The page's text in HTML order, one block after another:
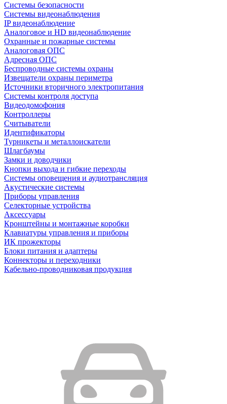
Системы безопасности
Системы видеонаблюдения
IP видеонаблюдение
Аналоговое и HD видеонаблюдение
Охранные и пожарные системы
Аналоговая ОПС
Адресная ОПС
Беспроводные системы охраны
Извещатели охраны периметра
Источники вторичного электропитания
Системы контроля доступа
Видеодомофония
Контроллеры
Считыватели
Идентификаторы
Турникеты и металлоискатели
Шлагбаумы
Замки и доводчики
Кнопки выхода и гибкие переходы
Системы оповещения и аудиотрансляция
Акустические системы
Приборы управления
Селекторные устройства
Аксессуары
Кронштейны и монтажные коробки
Клавиатуры управления и приборы
ИК прожекторы
Блоки питания и адаптеры
Коннекторы и переходники
Кабельно-проводниковая продукция